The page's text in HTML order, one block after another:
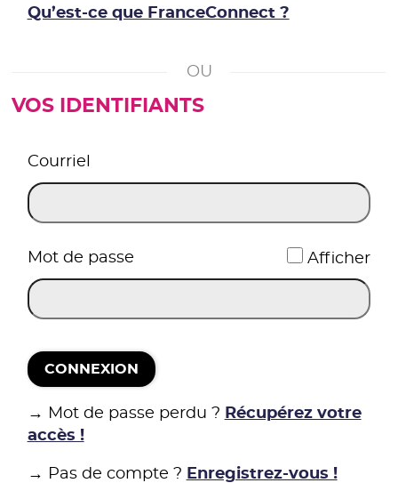
Qu’est-ce que FranceConnect ?
VOS IDENTIFIANTS
Courriel
*
Mot de passe Afficher
CONNEXION
→ Mot de passe perdu ? Récupérez votre
accès !
→ Pas de compte ? Enregistrez-vous !